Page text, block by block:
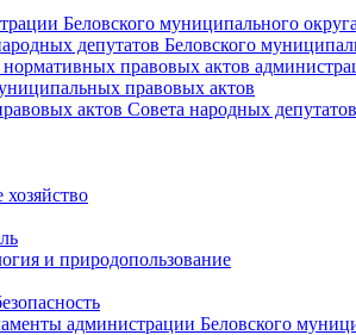
Беловского муниципального округа
депутатов Беловского
нормативных правовых актов
правовых актов
актов Совета народных
и природопользование
администрации Беловского